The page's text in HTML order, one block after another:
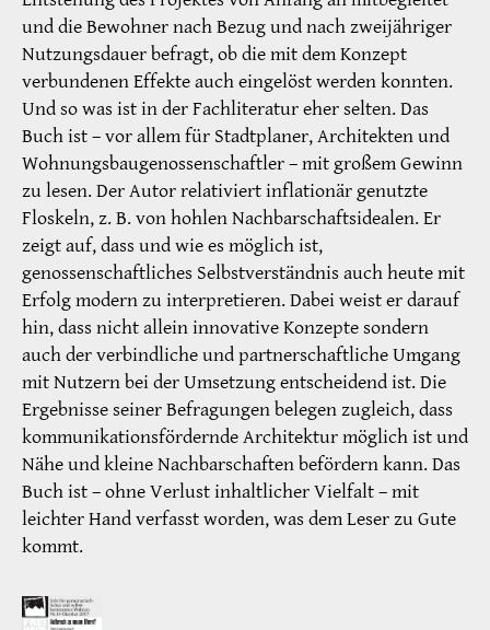
und die Bewohner nach Bezug und nach zweijähriger
Nutzungsdauer befragt, ob die mit dem Konzept
verbundenen Effekte auch eingelöst werden konnten.
Und so was ist in der Fachliteratur eher selten. Das
Buch ist – vor allem für Stadtplaner, Architekten und
Wohnungsbaugenossenschaftler – mit großem Gewinn
zu lesen. Der Autor relativiert inflationär genutzte
Floskeln, z. B. von hohlen Nachbarschaftsidealen. Er
zeigt auf, dass und wie es möglich ist,
genossenschaftliches Selbstverständnis auch heute mit
Erfolg modern zu interpretieren. Dabei weist er darauf
hin, dass nicht allein innovative Konzepte sondern
auch der verbindliche und partnerschaftliche Umgang
mit Nutzern bei der Umsetzung entscheidend ist. Die
Ergebnisse seiner Befragungen belegen zugleich, dass
kommunikationsfördernde Architektur möglich ist und
Nähe und kleine Nachbarschaften befördern kann. Das
Buch ist – ohne Verlust inhaltlicher Vielfalt – mit
leichter Hand verfasst worden, was dem Leser zu Gute
kommt.